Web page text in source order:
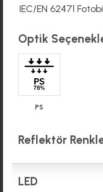
IEC/EN 62471
Optik
PS
Reflektör
LED